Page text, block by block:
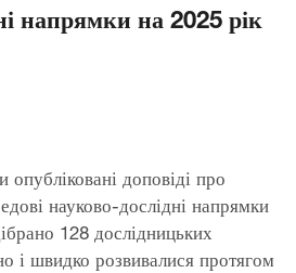
напрямки на 2025 рік
доповіді про
науково-дослідні напрямки
128 дослідницьких
і швидко розвивалися протягом